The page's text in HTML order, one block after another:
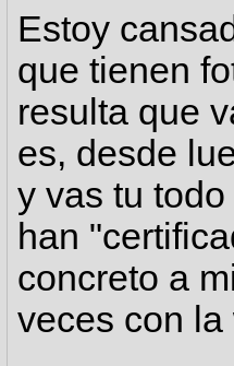
Estoy
que tienen
resulta que
es, desde
y vas tu
han
concreto a
veces con